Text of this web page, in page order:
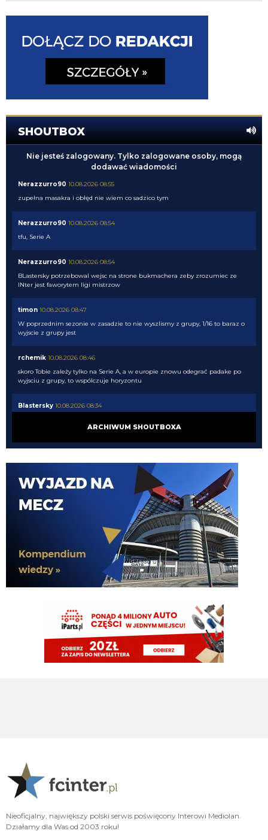
SHOUTBOX
Nie jesteś zalogowany. Tylko zalogowane osoby, mogą
dodawać wiadomości
Nerazzurro90 10.08.2026 08:55
zupełna masakra i obłęd nie wiem co sadzico tym
Nerazzurro90 10.08.2026 08:54
tfu, Serie A
Nerazzurro90 10.08.2026 08:54
BLastersky potrzebowal wejsc na strone bukmachera zeby zrozumiec ze
INter jest faworytem ligi mistrzow
timon 10.08.2026 08:47
W poprzednim sezonie w zasadzie to nie wyszlismy z grupy, 1/16 to baraz o
wyjscie z grupy jest
rchemik 10.08.2026 08:46
skoro Tobie zależy tylko na Serie A, a w europie znowu odegrać padake po
wyjsciu z grupy, to wspólczuje horyzontu
Blastersky 10.08.2026 08:34
jesteśmy Zdecydowanym faworytem do wygrania ligi na ten moment mimo
kolejny wynalazek z Ligue 1... dajcie spokój
Rebelde 10.08.2026 07:57
Patrzac na jego statystki, bardziej 2,5mln
Tifosinho 10.08.2026 07:54
Zgaduję, że wyceniany na 25mln euro
timon 10.08.2026 07:33
bocznego obrońcy, Lamine Sy. 🇫🇷
10.08.2026 07:32
Maszyna losująca uległa awarii podobno, więc Ausilio wrócił do tego co
potrafi najlepiej
VVujek
Do Endra jak ktoś mówi uwierz w siebie , to on pyta czy może uwierzyć w
kogoś innego xd
Jedyny człowiek który nie ma szacunku nawet sam do siebie
ARCHIWUM SHOUTBOXA
Nieoficjalny, największy polski serwis poświęcony Interowi Mediolan.
Działamy dla Was od 2003 roku!